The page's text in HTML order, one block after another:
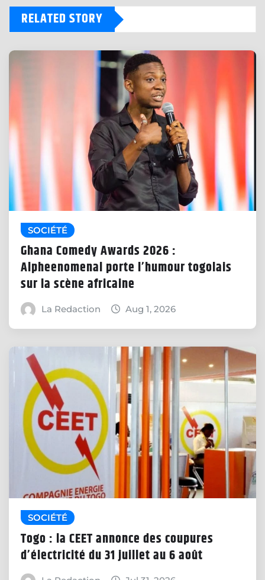
RELATED STORY
SOCIÉTÉ
Ghana Comedy Awards 2026 :
Alpheenomenal porte l’humour togolais
sur la scène africaine
La Redaction Aug 1, 2026
SOCIÉTÉ
Togo : la CEET annonce des coupures
d’électricité du 31 juillet au 6 août